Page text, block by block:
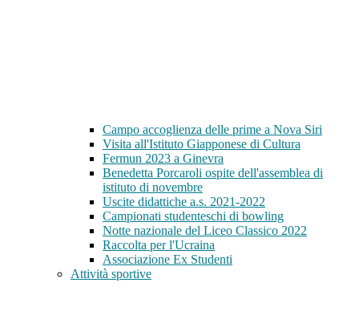
Campo accoglienza delle prime a Nova Siri
Visita all'Istituto Giapponese di Cultura
Fermun 2023 a Ginevra
Benedetta Porcaroli ospite dell'assemblea di
istituto di novembre
Uscite didattiche a.s. 2021-2022
Campionati studenteschi di bowling
Notte nazionale del Liceo Classico 2022
Raccolta per l'Ucraina
Associazione Ex Studenti
Attività sportive